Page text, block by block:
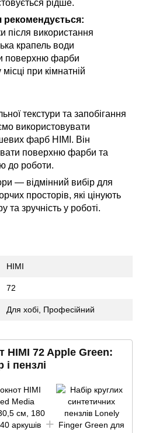
рідше.
рекомендується:
після використання
крапель води
поверхню фарби
при кімнатній
текстури та запобігання
використовувати
фарб HIMI. Він
поверхню фарби та
до роботи.
— відмінний вибір для
просторів, які цінують
та зручність у роботі.
HIMI
72
Для хобі Професійний
HIMI 72 Apple Green:
і пензлі